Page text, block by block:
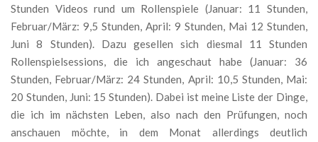
Stunden Videos rund um Rollenspiele (Januar: 11 Stunden,
Februar/März: 9,5 Stunden, April: 9 Stunden, Mai 12 Stunden,
Juni 8 Stunden). Dazu gesellen sich diesmal 11 Stunden
Rollenspielsessions, die ich angeschaut habe (Januar: 36
Stunden, Februar/März: 24 Stunden, April: 10,5 Stunden, Mai:
20 Stunden, Juni: 15 Stunden). Dabei ist meine Liste der Dinge,
die ich im nächsten Leben, also nach den Prüfungen, noch
anschauen möchte, in dem Monat allerdings deutlich